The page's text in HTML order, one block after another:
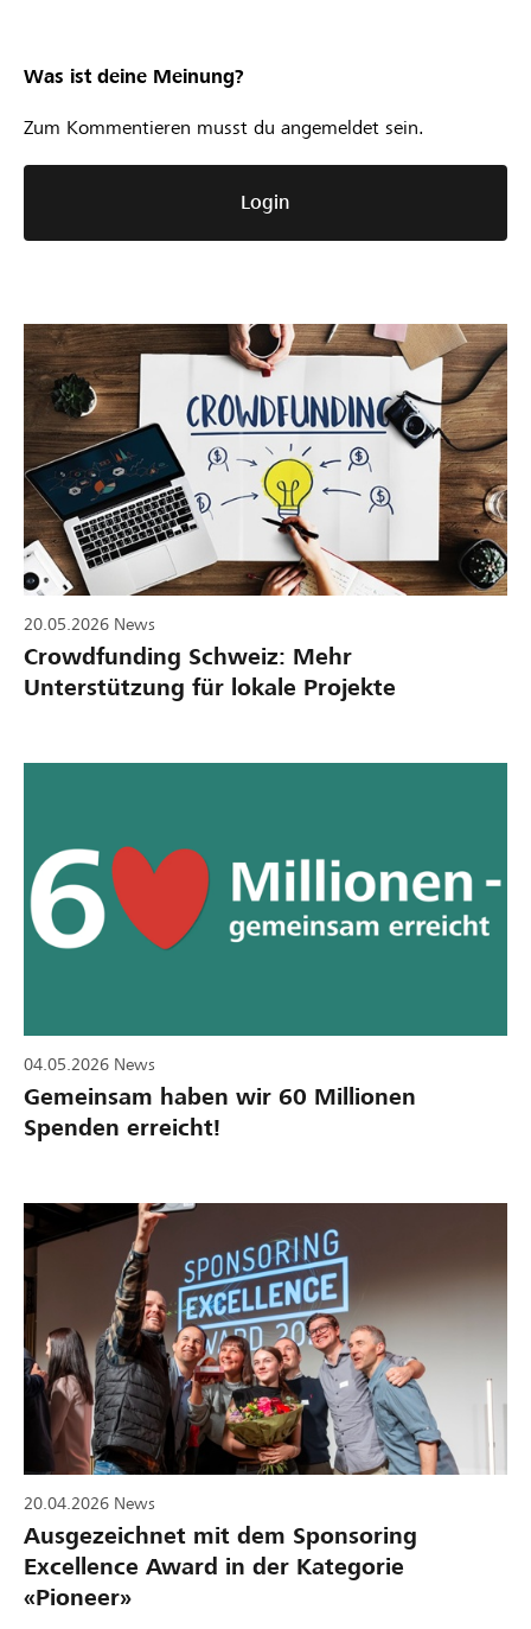
Was ist deine Meinung?
Zum Kommentieren musst du angemeldet sein.
Login
20.05.2026 News
Crowdfunding Schweiz: Mehr
Unterstützung für lokale Projekte
04.05.2026 News
Gemeinsam haben wir 60 Millionen
Spenden erreicht!
20.04.2026 News
Ausgezeichnet mit dem Sponsoring
Excellence Award in der Kategorie
«Pioneer»